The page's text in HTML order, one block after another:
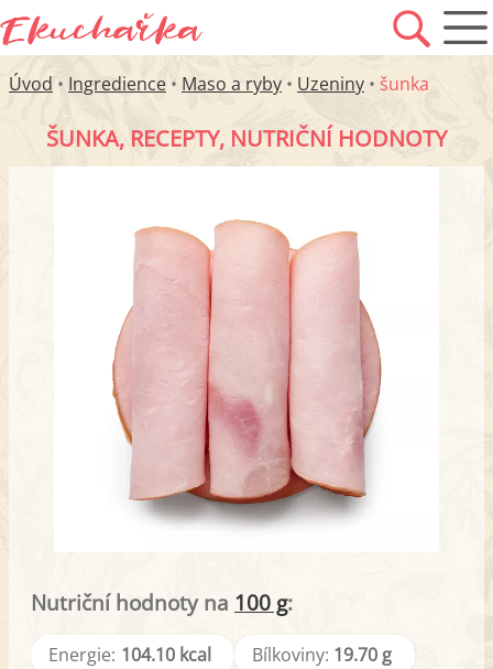
Úvod • Ingredience • Maso a ryby • Uzeniny • šunka
ŠUNKA, RECEPTY, NUTRIČNÍ HODNOTY
Nutriční hodnoty na 100 g:
Energie: 104.10 kcal Bílkoviny: 19.70 g